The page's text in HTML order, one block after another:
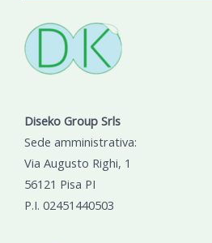
Diseko Group Srls
Sede amministrativa:
Via Augusto Righi, 1
56121 Pisa PI
P.I. 02451440503